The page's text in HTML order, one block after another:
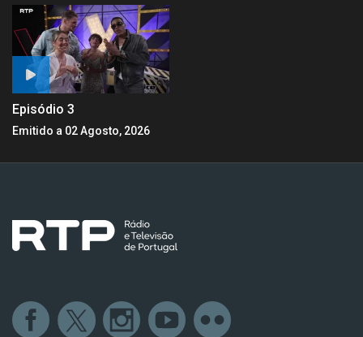
Episódio 3
Emitido a 02 Agosto, 2026